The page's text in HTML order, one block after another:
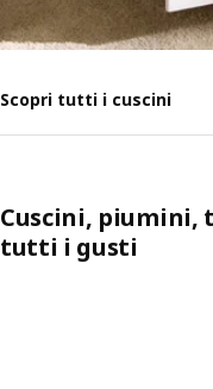
Scopri tutti i cuscini
Cuscini, piumini,
tutti i gusti